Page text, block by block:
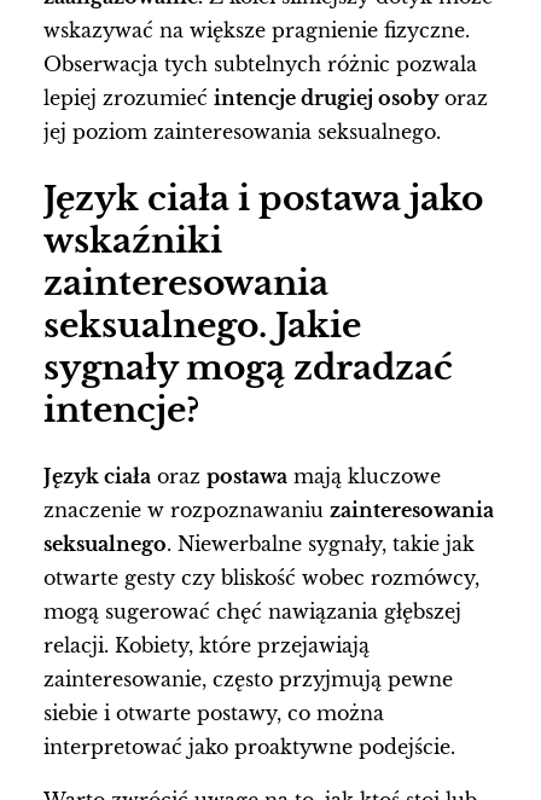
wskazywać na większe pragnienie fizyczne.
Obserwacja tych subtelnych różnic pozwala
lepiej zrozumieć intencje drugiej osobyoraz
jej poziom zainteresowania seksualnego.
Język ciała i postawa jako
wskaźniki
zainteresowania
seksualnego. Jakie
sygnały mogą zdradzać
intencje?
Język ciała oraz postawa mają kluczowe
znaczenie w rozpoznawaniu zainteresowania
seksualnego. Niewerbalne sygnały, takie jak
otwarte gesty czy bliskość wobec rozmówcy,
mogą sugerować chęć nawiązania głębszej
relacji. Kobiety, które przejawiają
zainteresowanie, często przyjmują pewne
siebie i otwarte postawy, co można
interpretować jako proaktywne podejście.